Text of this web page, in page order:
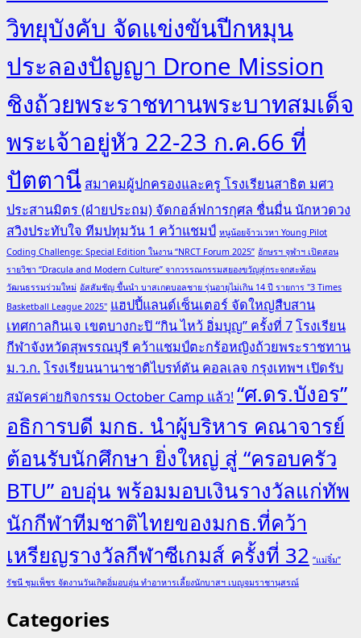
วิทยุบังคับ จัดแข่งขันปีกหมุน
ประลองปัญญา Drone Mission
ชิงถ้วยพระราชทานพระบาทสมเด็จ
พระเจ้าอยู่หัว 22-23 ก.ค.66 ที่
ปัตตานี สมาคมผู้ปกครองและครู โรงเรียนสาธิต มศว
ประสานมิตร (ฝ่ายประถม) จัดกอล์ฟการกุศล ชื่นมื่น นักหวดวง
สวิงประทับใจ ทีมปทุมวัน 1 คว้าแชมป์ หนูน้อยจ้าวเวหา Young Pilot
Coding Challenge: Special Edition ในงาน “NRCT Forum 2025” อักษรฯ จุฬาฯ เปิดสอน
รายวิชา “Dracula and Modern Culture” จากวรรณกรรมสยองขวัญสู่กระจกสะท้อน
วัฒนธรรมร่วมใหม่ อัสสัมชัญ ขึ้นนำ บาสเกตบอลชาย รุ่นอายุไม่เกิน 14 ปี รายการ "3 Times
Basketball League 2025" แฮปปี้แลนด์เซ็นเตอร์ จัดใหญ่สืบสาน
เทศกาลกินเจ เขตบางกะปิ “กิน ไหว้ อิ่มบุญ” ครั้งที่ 7โรงเรียน
กีฬาจังหวัดสุพรรณบุรี คว้าแชมป์ตะกร้อหญิงถ้วยพระราชทาน
ม.ว.ก.โรงเรียนนานาชาติไบรท์ตัน คอลเลจ กรุงเทพฯ เปิดรับ
สมัครค่ายกิจกรรม October Camp แล้ว!“ศ.ดร.บังอร”
อธิการบดี มกธ. นำผู้บริหาร คณาจารย์
ต้อนรับนักศึกษา ยิ่งใหญ่ สู่ “ครอบครัว
BTU” อบอุ่น พร้อมมอบเงินรางวัลแก่ทัพ
นักกีฬาทีมชาติไทยของมกธ.ที่คว้า
เหรียญรางวัลกีฬาซีเกมส์ ครั้งที่ 32 “แม่จิ๋ม”
รัชนี ชุมเพ็ชร จัดงานวันเกิดอิ่มอบอุ่น ทำอาหารเลี้ยงนักบาสฯ เบญจมราชานุสรณ์
Categories